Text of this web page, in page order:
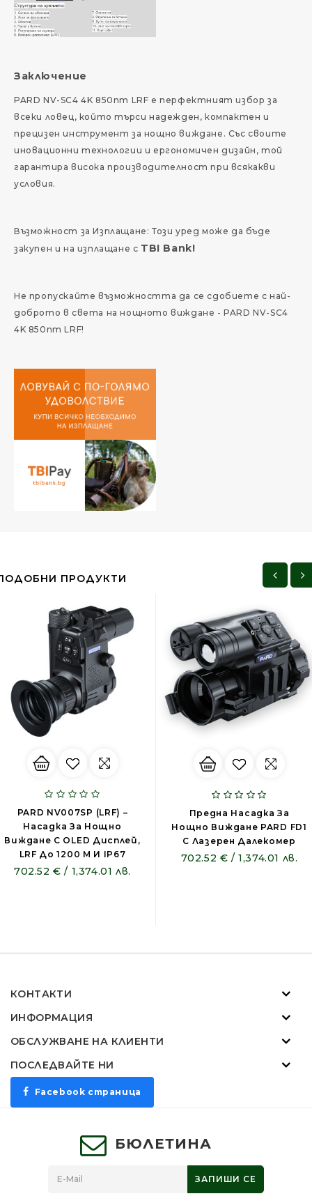
Заключение
PARD NV-SC4 4K 850nm LRF е перфектният избор за
всеки ловец, който търси надежден, компактен и
прецизен инструмент за нощно виждане. Със своите
иновационни технологии и ергономичен дизайн, той
гарантира висока производителност при всякакви
условия.
Възможност за Изплащане: Този уред може да бъде
закупен и на изплащане с TBI Bank!
Не пропускайте възможността да се сдобиете с най-
доброто в света на нощното виждане - PARD NV-SC4
4K 850nm LRF!
ПРОДУКТИ
PARD NV007SP (LRF) –
Насадка За Нощно
Виждане С OLED Дисплей,
LRF До 1200 M И IP67
702.52 € / 1,374.01 лв.
Предна Насадка За
Нощно Виждане PARD FD1
С Лазерен Далекомер
702.52 € / 1,374.01 лв.
КОНТАКТИ
ИНФОРМАЦИЯ
ОБСЛУЖВАНЕ НА КЛИЕНТИ
ПОСЛЕДВАЙТЕ НИ
Facebook страница
БЮЛЕТИНА
ЗАПИШИ СЕ